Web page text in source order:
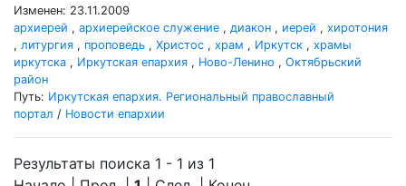
Изменен: 23.11.2009
архиерей , архиерейское служение , диакон , иерей , хиротония
, литургия , проповедь , Христос , храм , Иркутск , храмы
иркутска , Иркутская епархия , Ново-Ленино , Октябрьский
район
Путь: Иркутская епархия. Региональный православный
портал / Новости епархии
Результаты поиска 1 - 1 из 1